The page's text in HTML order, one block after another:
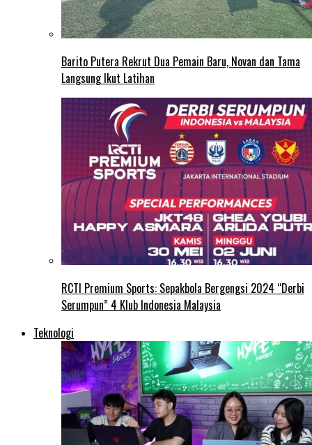
Barito Putera Rekrut Dua Pemain Baru, Novan dan Tama
Langsung Ikut Latihan
RCTI Premium Sports: Sepakbola Bergengsi 2024 “Derbi
Serumpun” 4 Klub Indonesia Malaysia
Teknologi